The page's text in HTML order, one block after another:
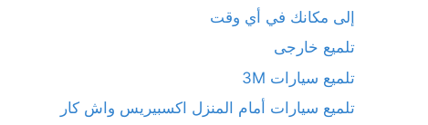
إلى مكانك في أي وقت
تلميع خارجى
تلميع سيارات 3M
تلميع سيارات أمام المنزل اكسبيريس واش كار